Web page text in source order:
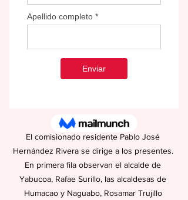
El comisionado residente Pablo José
Hernández Rivera se dirige a los presentes.
En primera fila observan el alcalde de
Yabucoa, Rafae Surillo, las alcaldesas de
Humacao y Naguabo, Rosamar Trujillo